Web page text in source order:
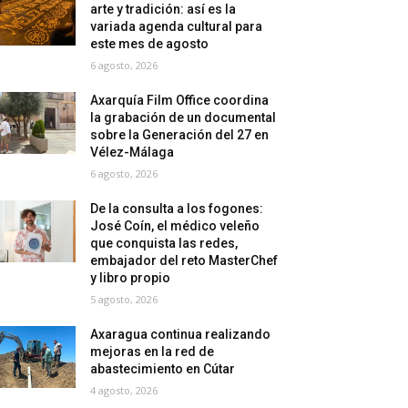
arte y tradición: así es la
variada agenda cultural para
este mes de agosto
6 agosto, 2026
Axarquía Film Office coordina
la grabación de un documental
sobre la Generación del 27 en
Vélez-Málaga
6 agosto, 2026
De la consulta a los fogones:
José Coín, el médico veleño
que conquista las redes,
embajador del reto MasterChef
y libro propio
5 agosto, 2026
Axaragua continua realizando
mejoras en la red de
abastecimiento en Cútar
4 agosto, 2026